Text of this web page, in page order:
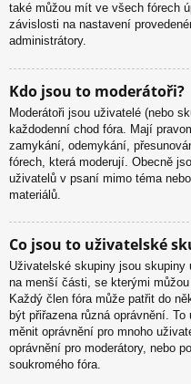
také můžou mít ve všech fórech
závislosti na nastavení
administrátory.
Kdo jsou to moderátoři?
Moderátoři jsou uživatelé (nebo
každodenní chod fóra. Mají
zamykání, odemykání,
fórech, která moderují. Obecně
uživatelů v psaní mimo téma
materiálů.
Co jsou to uživatelské
Uživatelské skupiny jsou
na menší části, se kterými
Každý člen fóra může patřit do
být přiřazena různá oprávnění.
měnit oprávnění pro mnoho
oprávnění pro moderátory, nebo
soukromého fóra.